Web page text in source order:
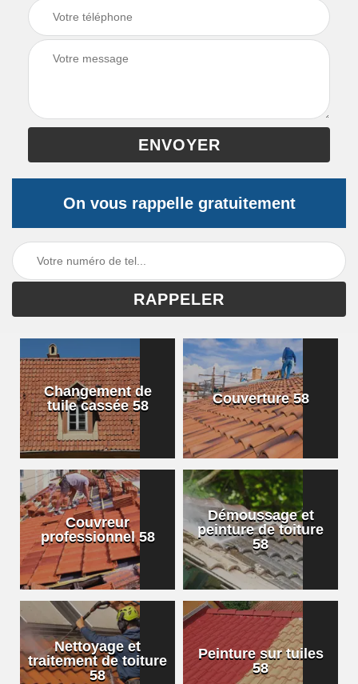
On vous rappelle gratuitement
Changement de
tuile cassée 58
Couverture 58
Couvreur
professionnel 58
Démoussage et
peinture de toiture
58
Nettoyage et
traitement de toiture
58
Peinture sur tuiles
58